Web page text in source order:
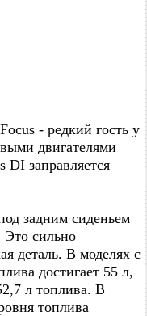
- редкий гость у
двигателями
DI заправляется
задним сиденьем
Это сильно
деталь. В моделях с
достигает 55 л,
л топлива. В
топлива